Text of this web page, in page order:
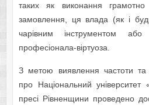
таких як виконання
замовлення, ця влада (як і
чарівним інструментом
професіонала-віртуоза.
З метою виявлення частоти та
про Національний університет
пресі Рівненщини проведено